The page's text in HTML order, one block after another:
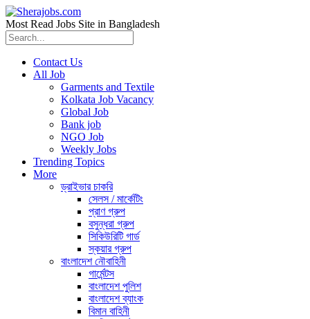
Most Read Jobs Site in Bangladesh
Contact Us
All Job
Garments and Textile
Kolkata Job Vacancy
Global Job
Bank job
NGO Job
Weekly Jobs
Trending Topics
More
ড্রাইভার চাকরি
সেলস / মার্কেটিং
প্রাণ গ্রুপ
বসুন্ধরা গ্রুপ
সিকিউরিটি গার্ড
স্কয়ার গ্রুপ
বাংলাদেশ নৌবাহিনী
গার্মেন্টস
বাংলাদেশ পুলিশ
বাংলাদেশ ব্যাংক
বিমান বাহিনী